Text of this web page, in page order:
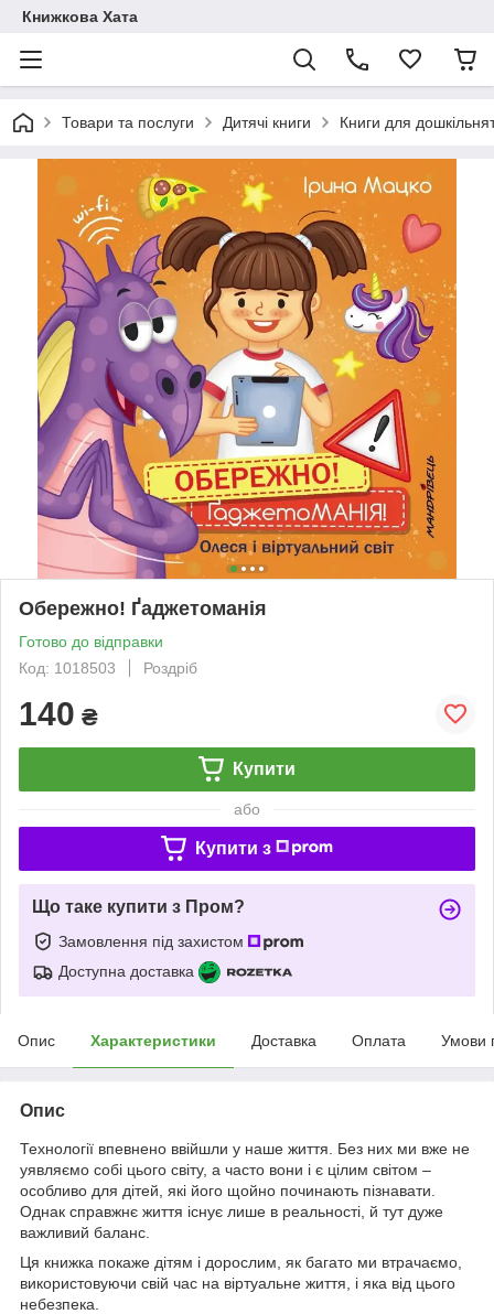
Книжкова Хата
Товари та послуги Дитячі книги Книги для
Обережно! Ґаджетоманія
Готово до відправки
Код: 1018503
Роздріб
140 ₴
Купити
або
Купити з
Що таке купити з Пром?
Замовлення під захистом
Доступна доставка
Опис Характеристики Доставка Оплата Умови
Опис
Технології впевнено ввійшли у наше життя. Без них ми вже не
уявляємо собі цього світу, а часто вони і є цілим світом –
особливо для дітей, які його щойно починають пізнавати.
Однак справжнє життя існує лише в реальності, й тут дуже
важливий баланс.
Ця книжка покаже дітям і дорослим, як багато ми втрачаємо,
використовуючи свій час на віртуальне життя, і яка від цього
небезпека.